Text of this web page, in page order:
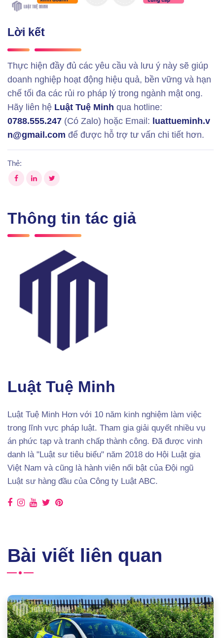
Lời kết
Thực hiện đầy đủ các yêu cầu và lưu ý này sẽ giúp
doanh nghiệp hoạt động hiệu quả, bền vững và hạn
chế tối đa các rủi ro pháp lý trong ngành mật ong.
Hãy liên hệ Luật Tuệ Minh qua hotline:
0788.555.247 (Có Zalo) hoặc Email: luattueminh.v
n@gmail.com để được hỗ trợ tư vấn chi tiết hơn.
Thẻ:
Thông tin tác giả
Luật Tuệ Minh
Luật Tuệ Minh Hơn với 10 năm kinh nghiệm làm việc
trong lĩnh vực pháp luật. Tham gia giải quyết nhiều vụ
án phức tạp và tranh chấp thành công. Đã được vinh
danh là "Luật sư tiêu biểu" năm 2018 do Hội Luật gia
Việt Nam và cũng là hành viên nổi bật của Đội ngũ
Luật sư hàng đầu của Công ty Luật ABC.
Bài viết liên quan